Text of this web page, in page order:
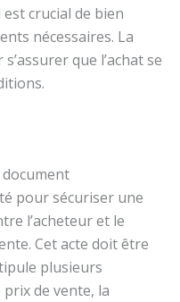
crucial de bien
nécessaires. La
que l’achat se
pour sécuriser une
l’acheteur et le
Cet acte doit être
plusieurs
de vente, la